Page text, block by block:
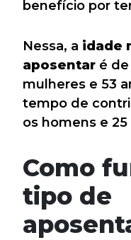
benefício por
Nessa, a idade
aposentar é
mulheres e 53
tempo de
os homens e
Como
tipo de